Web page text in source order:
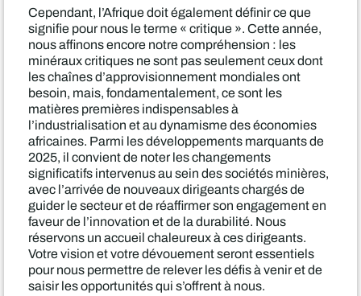
Cependant, l’Afrique doit également définir ce que
signifie pour nous le terme « critique ». Cette année,
nous affinons encore notre compréhension : les
minéraux critiques ne sont pas seulement ceux dont
les chaînes d’approvisionnement mondiales ont
besoin, mais, fondamentalement, ce sont les
matières premières indispensables à
l’industrialisation et au dynamisme des économies
africaines. Parmi les développements marquants de
2025, il convient de noter les changements
significatifs intervenus au sein des sociétés minières,
avec l’arrivée de nouveaux dirigeants chargés de
guider le secteur et de réaffirmer son engagement en
faveur de l’innovation et de la durabilité. Nous
réservons un accueil chaleureux à ces dirigeants.
Votre vision et votre dévouement seront essentiels
pour nous permettre de relever les défis à venir et de
saisir les opportunités qui s’offrent à nous.